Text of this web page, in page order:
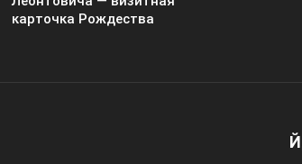
карточка Рождества